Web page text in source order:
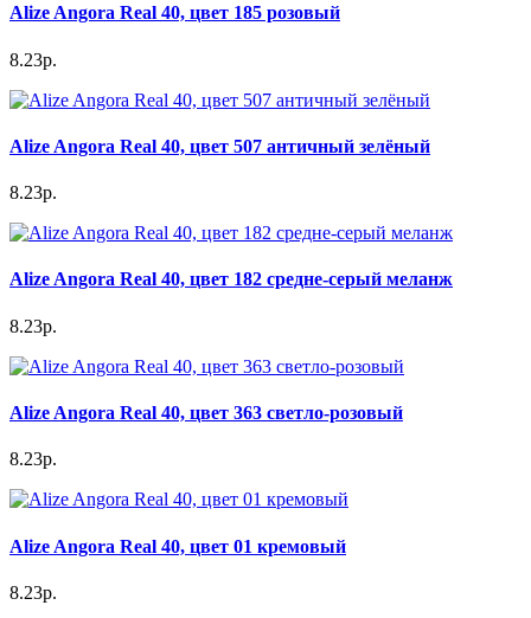
Alize Angora Real 40, цвет 185 розовый
8.23р.
Alize Angora Real 40, цвет 507 античный зелёный
8.23р.
Alize Angora Real 40, цвет 182 средне-серый меланж
8.23р.
Alize Angora Real 40, цвет 363 светло-розовый
8.23р.
Alize Angora Real 40, цвет 01 кремовый
8.23р.